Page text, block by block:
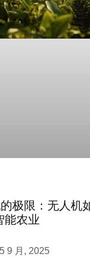
极限：无人机
能农业
9 月, 2025